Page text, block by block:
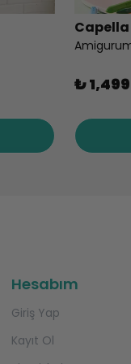
₺ 1,499
Hesabım
Giriş Yap
Kayıt Ol